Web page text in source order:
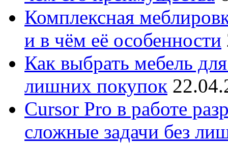
Комплексная
и в чём её особенности
Как выбрать мебель
лишних покупок
Cursor Pro в работе
сложные задачи без